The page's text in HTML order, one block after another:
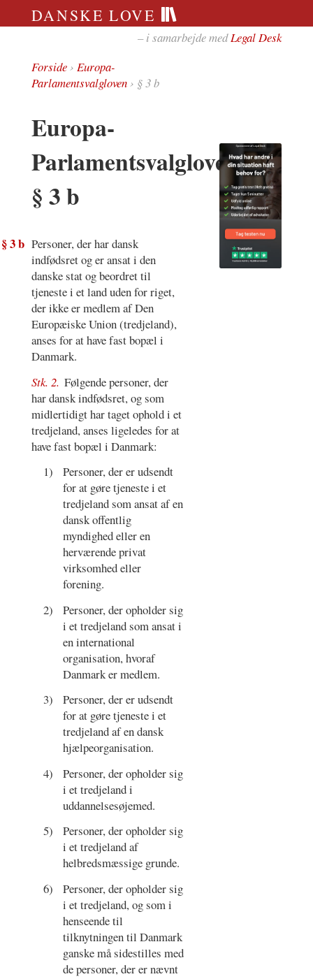
DANSKE LOVE
– i samarbejde medLegal Desk
Forside› Europa-
Parlamentsvalgloven› § 3 b
Europa-
Parlamentsvalgloven
§ 3 b
§ 3 b Personer, der har dansk
indfødsret og er ansat i den
danske stat og beordret til
tjeneste i et land uden for riget,
der ikke er medlem af Den
Europæiske Union (tredjeland),
anses for at have fast bopæl i
Danmark.
Stk. 2. Følgende personer, der
har dansk indfødsret, og som
midlertidigt har taget ophold i et
tredjeland, anses ligeledes for at
have fast bopæl i Danmark:
1)
Personer, der er udsendt
for at gøre tjeneste i et
tredjeland som ansat af en
dansk offentlig
myndighed eller en
herværende privat
virksomhed eller
forening.
2)
Personer, der opholder sig
i et tredjeland som ansat i
en international
organisation, hvoraf
Danmark er medlem.
3)
Personer, der er udsendt
for at gøre tjeneste i et
tredjeland af en dansk
hjælpeorganisation.
4)
Personer, der opholder sig
i et tredjeland i
uddannelsesøjemed.
5)
Personer, der opholder sig
i et tredjeland af
helbredsmæssige grunde.
6)
Personer, der opholder sig
i et tredjeland, og som i
henseende til
tilknytningen til Danmark
ganske må sidestilles med
de personer, der er nævnt